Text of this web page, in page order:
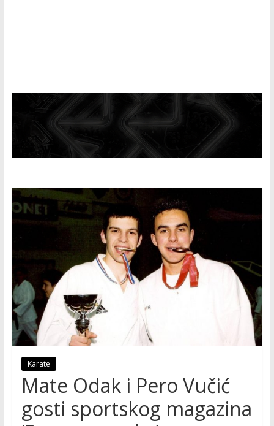
Karate
Mate Odak i Pero Vučić
gosti sportskog magazina